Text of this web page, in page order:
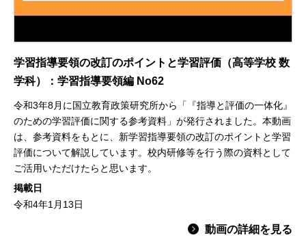
学習指導要領の改訂のポイントと学習評価（高等学校 数
学科）：学習指導要領編 No62
令和3年8月に国立教育政策研究所から「『指導と評価の一体化』
のための学習評価に関する参考資料」が発行されました。本動画
は、参考資料をもとに、新学習指導要領の改訂のポイントと学習
評価について解説しています。校内研修等を行う際の資料として
ご活用いただけたらと思います。
掲載日
令和4年1月13日
動画の詳細を見る